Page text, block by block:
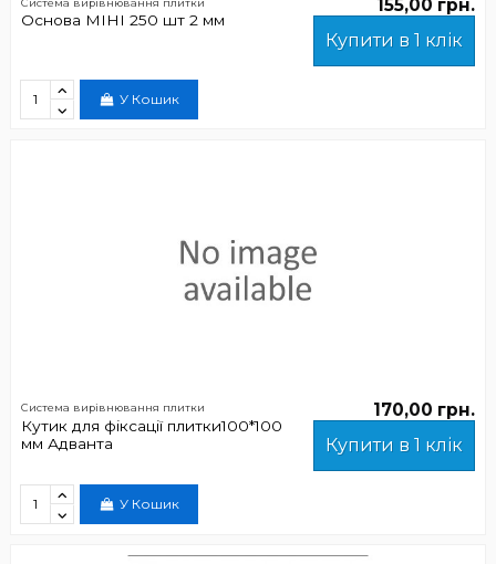
Система вирівнювання плитки
Основа МІНІ 250 шт 2 мм
155,00 грн.
Купити в 1 клік
У Кошик
Система вирівнювання плитки
Кутик для фіксації плитки100*100
мм Адванта
170,00 грн.
Купити в 1 клік
У Кошик